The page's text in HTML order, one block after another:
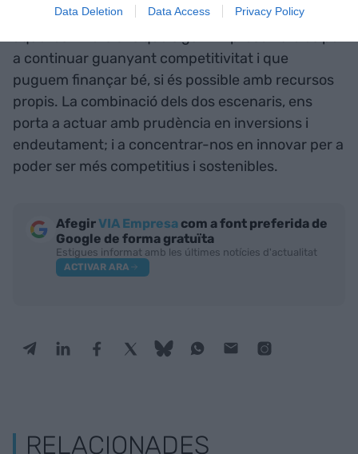
Data Deletion Data Access Privacy Policy
temps d’alts tipus d’interès. Això vol dir fer només
a continuar guanyant competitivitat i que
puguem finançar bé, si és possible amb recursos
propis. La combinació dels dos escenaris, ens
porta a actuar amb prudència en inversions i
endeutament; i a concentrar-nos en innovar per a
poder ser més competitius i sostenibles.
AfegirVIA Empresa com a font preferida de
Google de forma gratuïta
Estigues informat amb les últimes notícies d'actualitat
ACTIVAR ARA
RELACIONADES